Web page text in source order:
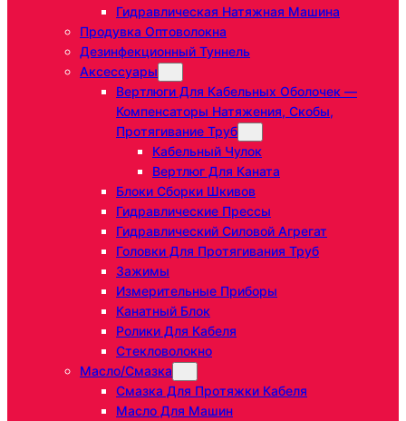
Гидравлическая Натяжная Машина
Продувка Оптоволокна
Дезинфекционный Туннель
Аксессуары
Вертлюги Для Кабельных Оболочек —
Компенсаторы Натяжения, Скобы,
Протягивание Труб
Кабельный Чулок
Вертлюг Для Каната
Блоки Сборки Шкивов
Гидравлические Прессы
Гидравлический Силовой Агрегат
Головки Для Протягивания Труб
Зажимы
Измерительные Приборы
Канатный Блок
Ролики Для Кабеля
Стекловолокно
Масло/Смазка
Смазка Для Протяжки Кабеля
Масло Для Машин